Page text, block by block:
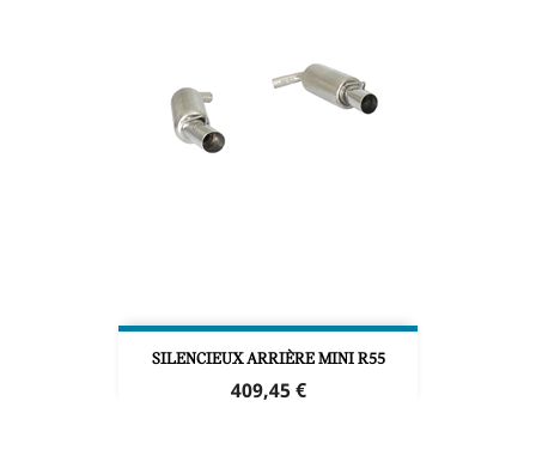
SILENCIEUX ARRIÈRE MINI R55
Prix
409,45 €